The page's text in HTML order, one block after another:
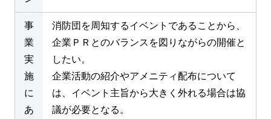
事
業
実
施
に
あ
消防団を周知するイベントであることから、
企業ＰＲとのバランスを図りながらの開催と
したい。
企業活動の紹介やアメニティ配布について
は、イベント主旨から大きく外れる場合は協
議が必要となる。